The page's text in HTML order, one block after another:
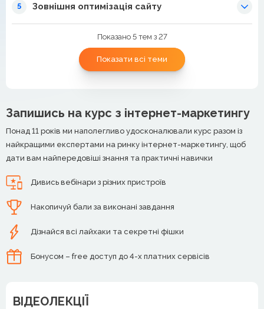
5 Зовнішня оптимізація сайту
Показано 5 тем з 27
Показати всі теми
Запишись на курс з інтернет-маркетингу
Понад 11 років ми наполегливо удосконалювали курс разом із
найкращими експертами на ринку інтернет-маркетингу, щоб
дати вам найпередовіші знання та практичні навички
Дивись вебінари з різних пристроїв
Накопичуй бали за виконані завдання
Дізнайся всі лайхаки та секретні фішки
Бонусом – free доступ до 4-х платних сервісів
ВІДЕОЛЕКЦІЇ